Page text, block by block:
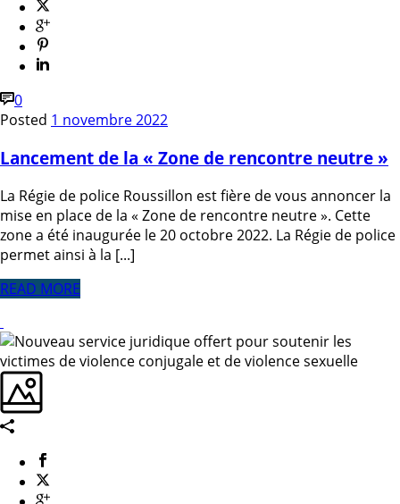
0
Posted 1 novembre 2022
Lancement de la « Zone de rencontre neutre »
La Régie de police Roussillon est fière de vous annoncer la
mise en place de la « Zone de rencontre neutre ». Cette
zone a été inaugurée le 20 octobre 2022. La Régie de police
permet ainsi à la [...]
READ MORE